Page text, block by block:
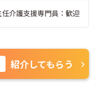
介護支援専門員：歓迎
紹介してもらう